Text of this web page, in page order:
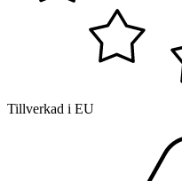
Tillverkad i EU